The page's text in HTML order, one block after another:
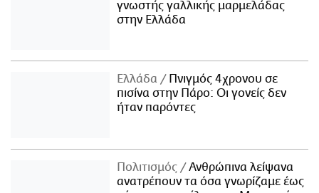
γνωστής γαλλικής μαρμελάδας
στην Ελλάδα
Ελλάδα
Πνιγμός 4χρονου σε
πισίνα στην Πάρο: Οι γονείς δεν
ήταν παρόντες
Πολιτισμός
Ανθρώπινα λείψανα
ανατρέπουν τα όσα γνωρίζαμε έως